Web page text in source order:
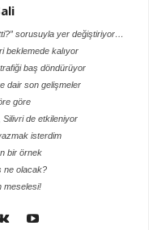
sorusuyla yer değiştiriyor…
beklemede kalıyor
baş döndürüyor
dair son gelişmeler
göre
de etkileniyor
isterdim
bir örnek
ne olacak?
meselesi!